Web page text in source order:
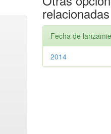
relacionadas
Fecha de
2014